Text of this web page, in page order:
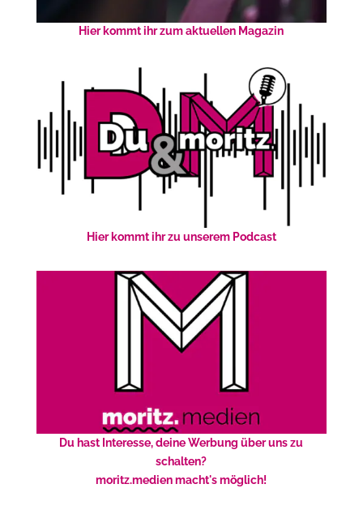
Hier kommt ihr zum aktuellen Magazin
Hier kommt ihr zu unserem Podcast
Du hast Interesse, deine Werbung über uns zu
schalten?
moritz.medien macht's möglich!